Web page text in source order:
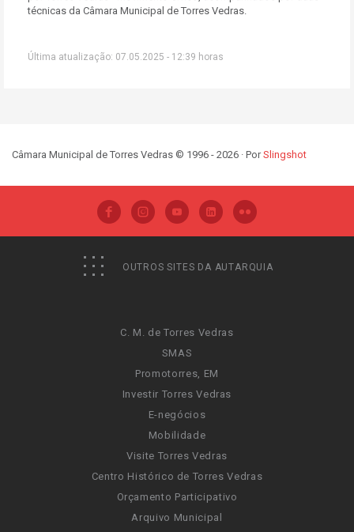
técnicas da Câmara Municipal de Torres Vedras.
Última atualização: 07.05.2025 - 12:39 horas
Câmara Municipal de Torres Vedras © 1996 - 2026 · PorSlingshot
OUTROS SITES DA AUTARQUIA
C. M. de Torres Vedras
SMAS
Promotorres, EM
Investir Torres Vedras
E-negócios
Mobilidade
Visite Torres Vedras
Centro Histórico de Torres Vedras
Orçamento Participativo
Arquivo Municipal